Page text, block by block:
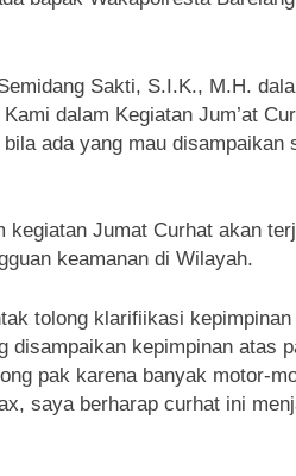
Sakti, S.I.K., M.H.
dalam Kegiatan Jum’at
ada yang mau
Jumat Curhat akan
keamanan di Wilayah.
tolong klarifiikasi
disampaikan kepimpinan
pak karena banyak motor-
saya berharap curhat ini